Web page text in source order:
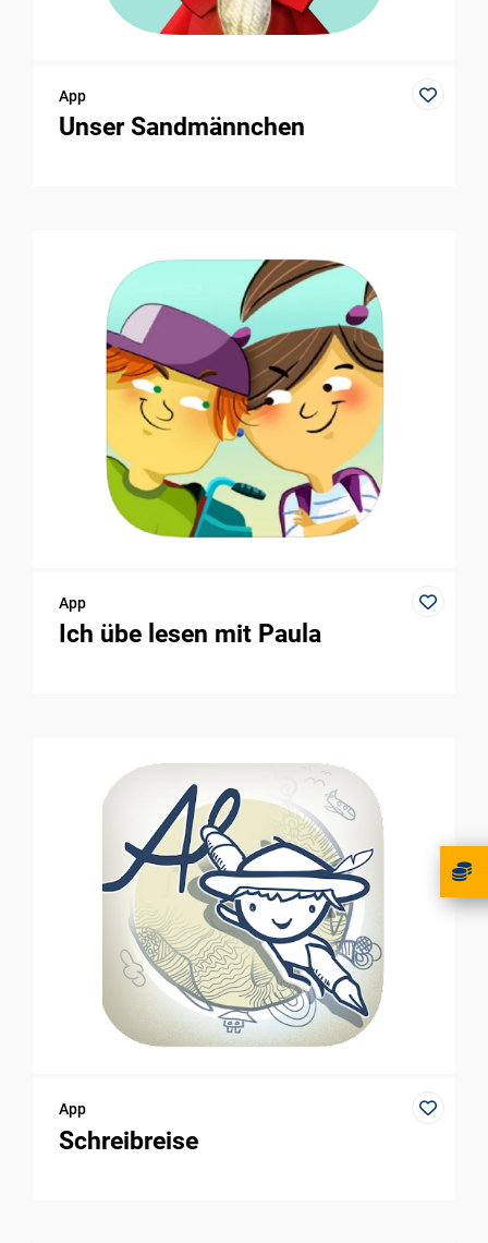
App
Unser Sandmännchen
App
Ich übe lesen mit Paula
App
Schreibreise